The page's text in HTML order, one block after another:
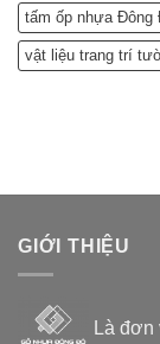
tấm ốp nhựa Đông
vật liệu trang trí
GIỚI THIỆU
Là đơn